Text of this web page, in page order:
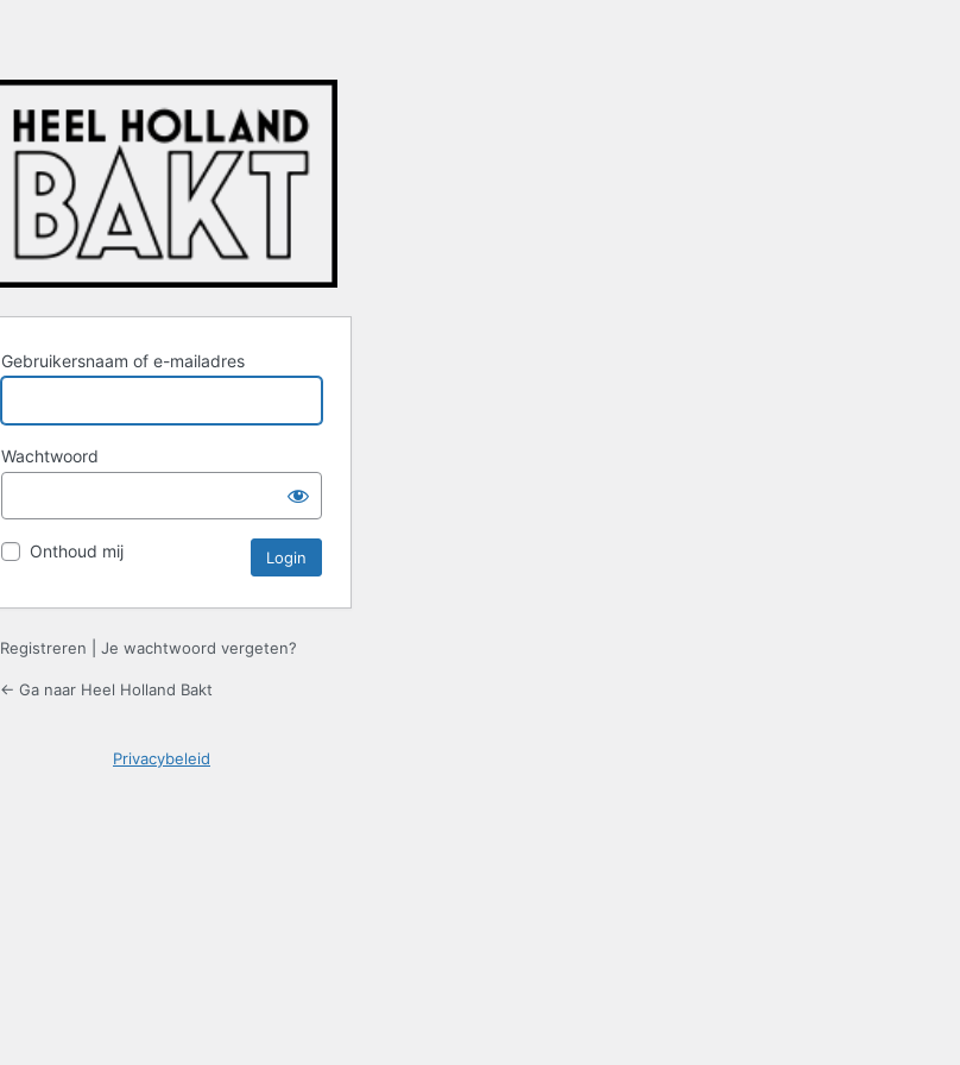
Gebruikersnaam of e-mailadres
Wachtwoord
Onthoud mij
Registreren Je wachtwoord vergeten?
← Ga naar Heel Holland Bakt
Privacybeleid